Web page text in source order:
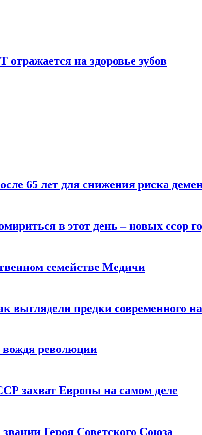
на здоровье зубов
65 лет для снижения риска
в этот день – новых ссор
семействе Медичи
выглядели предки современного
вождя революции
захват Европы на самом деле
Героя Советского Союза